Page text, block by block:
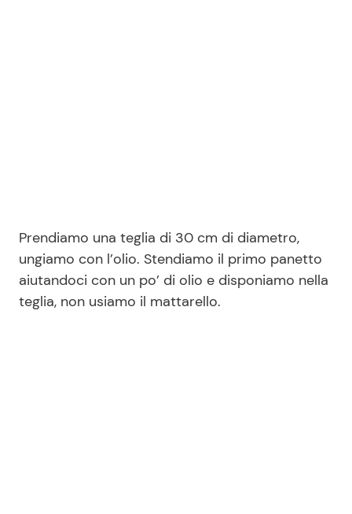
Prendiamo una teglia di 30 cm di diametro,
ungiamo con l’olio. Stendiamo il primo panetto
aiutandoci con un po’ di olio e disponiamo nella
teglia, non usiamo il mattarello.